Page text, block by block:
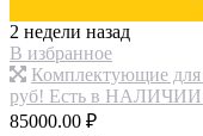
2 недели назад
В избранное
Комплектующие для
руб! Есть в
85000.00 ₽